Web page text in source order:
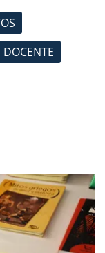
DOCENTE